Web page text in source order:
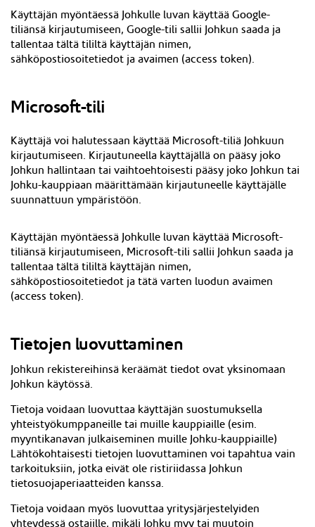
Käyttäjän myöntäessä Johkulle luvan käyttää Google-
tiliänsä kirjautumiseen, Google-tili sallii Johkun saada ja
tallentaa tältä tililtä käyttäjän nimen,
sähköpostiosoitetiedot ja avaimen (access token).
Microsoft-tili
Käyttäjä voi halutessaan käyttää Microsoft-tiliä Johkuun
kirjautumiseen. Kirjautuneella käyttäjällä on pääsy joko
Johkun hallintaan tai vaihtoehtoisesti pääsy joko Johkun tai
Johku-kauppiaan määrittämään kirjautuneelle käyttäjälle
suunnattuun ympäristöön.
Käyttäjän myöntäessä Johkulle luvan käyttää Microsoft-
tiliänsä kirjautumiseen, Microsoft-tili sallii Johkun saada ja
tallentaa tältä tililtä käyttäjän nimen,
sähköpostiosoitetiedot ja tätä varten luodun avaimen
(access token).
Tietojen luovuttaminen
Johkun rekistereihinsä keräämät tiedot ovat yksinomaan
Johkun käytössä.
Tietoja voidaan luovuttaa käyttäjän suostumuksella
yhteistyökumppaneille tai muille kauppiaille (esim.
myyntikanavan julkaiseminen muille Johku-kauppiaille)
Lähtökohtaisesti tietojen luovuttaminen voi tapahtua vain
tarkoituksiin, jotka eivät ole ristiriidassa Johkun
tietosuojaperiaatteiden kanssa.
Tietoja voidaan myös luovuttaa yritysjärjestelyiden
yhteydessä ostajille, mikäli Johku myy tai muutoin